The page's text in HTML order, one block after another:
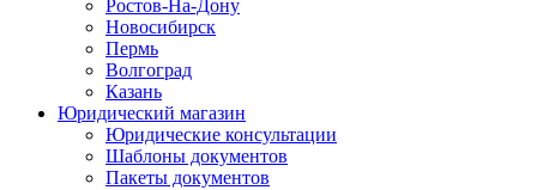
Ростов-На-Дону
Новосибирск
Пермь
Волгоград
Казань
Юридический магазин
Юридические консультации
Шаблоны документов
Пакеты документов